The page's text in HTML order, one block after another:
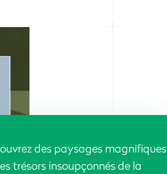
des paysages magnifiques
trésors insoupçonnés de la